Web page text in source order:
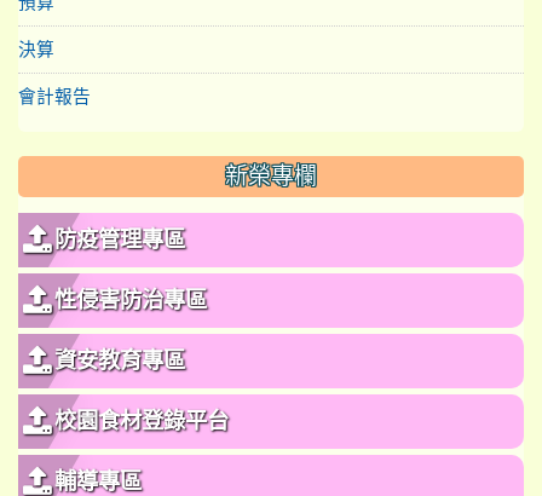
決算
會計報告
新榮專欄
防疫管理專區
性侵害防治專區
資安教育專區
校園食材登錄平台
輔導專區